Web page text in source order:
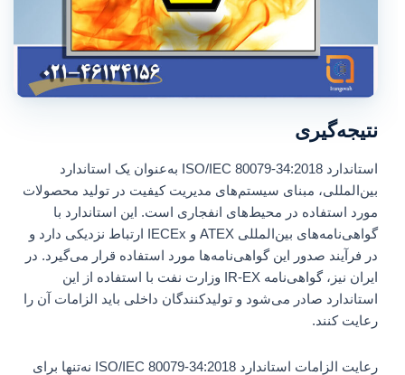
نتیجه‌گیری
استاندارد ISO/IEC 80079-34:2018 به‌عنوان یک استاندارد
بین‌المللی، مبنای سیستم‌های مدیریت کیفیت در تولید محصولات
مورد استفاده در محیط‌های انفجاری است. این استاندارد با
گواهی‌نامه‌های بین‌المللی ATEX و IECEx ارتباط نزدیکی دارد و
در فرآیند صدور این گواهی‌نامه‌ها مورد استفاده قرار می‌گیرد. در
ایران نیز، گواهی‌نامه IR-EX وزارت نفت با استفاده از این
استاندارد صادر می‌شود و تولیدکنندگان داخلی باید الزامات آن را
رعایت کنند.
رعایت الزامات استاندارد ISO/IEC 80079-34:2018 نه‌تنها برای